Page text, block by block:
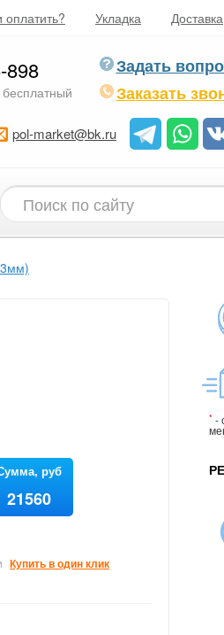
оплатить? Укладка Доставка
898
Задать
Заказать
pol-market@bk.ru
руб
21560
Купить в один клик
* -